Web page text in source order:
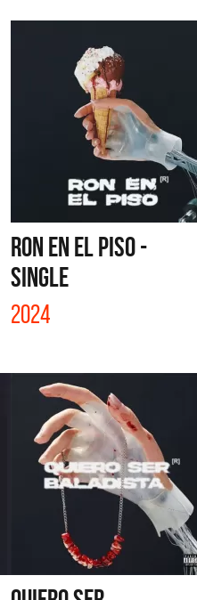
RON EN EL PISO -
SINGLE
2024